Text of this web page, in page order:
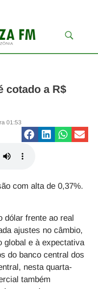
cotado a R$
01:53
com alta de 0,37%.
dólar frente ao real
ajustes no câmbio,
global e à expectativa
do banco central dos
nesta quarta-
também